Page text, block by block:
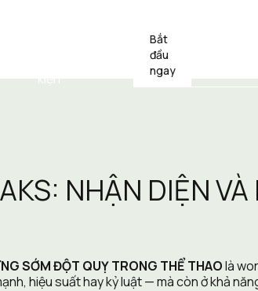
kiện
Bắt
đầu
ngay
NHẬN DIỆN
SỚM ĐỘT QUỴ TRONG THỂ THAO là
hiệu suất hay kỷ luật — mà còn ở khả